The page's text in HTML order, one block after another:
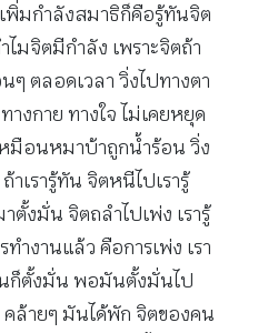
พิ่มกำลังสมาธิก็คือรู้ทันจิต
มจิตมีกำลัง เพราะจิตถ้า
ๆ ตลอดเวลา วิ่งไปทางตา
งกาย ทางใจ ไม่เคยหยุด
มือนหมาบ้าถูกน้ำร้อน วิ่ง
เรารู้ทัน จิตหนีไปเรารู้
งมั่น จิตถลำไปเพ่ง เรารู้
ำงานแล้ว คือการเพ่ง เรา
ก็ตั้งมั่น พอมันตั้งมั่นไป
ล้ายๆ มันได้พัก จิตของคน